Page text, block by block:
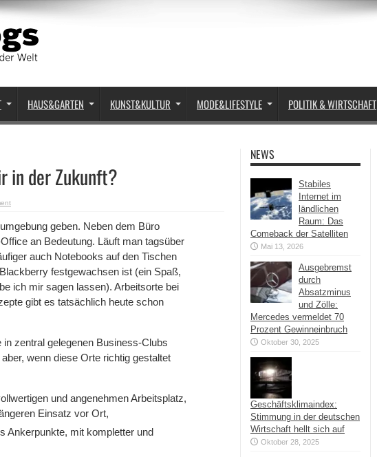
HAUS&GARTEN KUNST&KULTUR MODE&LIFESTYLE POLITIK & WIRTSCHAFT
in der Zukunft?
geben. Neben dem Büro
an Bedeutung. Läuft man tagsüber
auch Notebooks auf den Tischen
festgewachsen ist (ein Spaß,
ich mir sagen lassen). Arbeitsorte bei
gibt es tatsächlich heute schon
zentral gelegenen Business-Clubs
wenn diese Orte richtig gestaltet
und angenehmen Arbeitsplatz,
Einsatz vor Ort,
Ankerpunkte, mit kompletter und
NEWS
Stabiles
Internet im
ländlichen
Raum: Das
Comeback der Satelliten
Mai 13, 2026
Ausgebremst
durch
Absatzminus
und Zölle:
Mercedes vermeldet 70
Prozent Gewinneinbruch
Oktober 30, 2025
Geschäftsklimaindex:
Stimmung in der deutschen
Wirtschaft hellt sich auf
Oktober 28, 2025